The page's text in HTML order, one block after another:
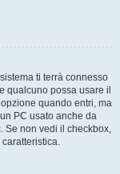
ti terrà connesso
qualcuno possa usare il
quando entri, ma
PC usato anche da
Se non vedi il checkbox,